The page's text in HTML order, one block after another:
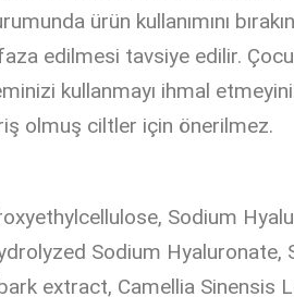
ürün kullanımını
edilmesi tavsiye edilir.
kullanmayı ihmal
olmuş ciltler için önerilmez.
Sodium
Sodium Hyaluronate,
extract, Camellia Sinensis